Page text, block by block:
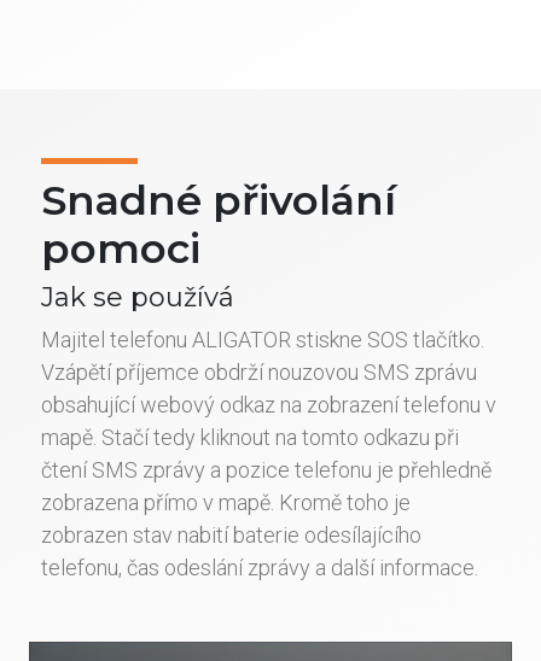
Snadné přivolání
pomoci
Jak se používá
Majitel telefonu ALIGATOR stiskne SOS tlačítko.
Vzápětí příjemce obdrží nouzovou SMS zprávu
obsahující webový odkaz na zobrazení telefonu v
mapě. Stačí tedy kliknout na tomto odkazu při
čtení SMS zprávy a pozice telefonu je přehledně
zobrazena přímo v mapě. Kromě toho je
zobrazen stav nabití baterie odesílajícího
telefonu, čas odeslání zprávy a další informace.